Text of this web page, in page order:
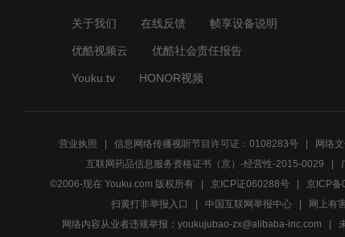
关于我们 在线反馈 帧享设备说明
优酷视频云 优酷社会责任报告
Youku.tv HONOR视频
营业执照 信息网络传播视听节目许可证：0108283号 网络
互联网药品信息服务资格证书（京）-经营性-2015-0029
©2006-现在 Youku.com 版权所有
京ICP证060288号 京ICP备
扫黄打非举报入口
中国互联网举报中心 网上有
网络内容从业者违规举报：youkujubao-zx@alibaba-inc.com